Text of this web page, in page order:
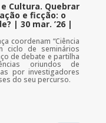
e Cultura. Quebrar
e ficção: o
| 30 mar. ’26 |
coordenam “Ciência
ciclo de seminários
de debate e partilha
oriundos de
por investigadores
do seu percurso.